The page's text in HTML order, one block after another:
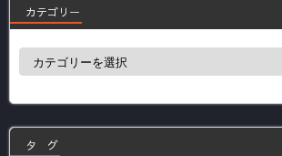
カテゴリー
ー
タ グ